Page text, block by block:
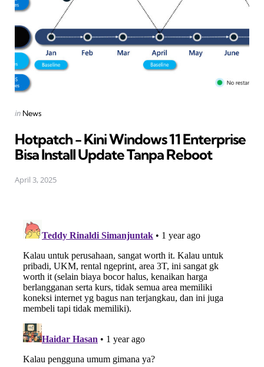
Posted
in News
Hotpatch - Kini Windows 11 Enterprise
Bisa Install Update Tanpa Reboot
April 3, 2025